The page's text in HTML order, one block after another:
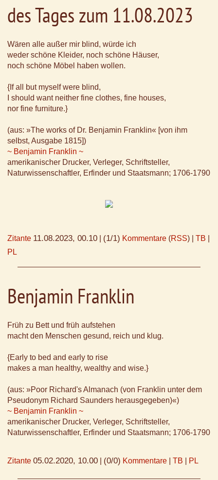
des Tages zum 11.08.2023
Wären alle außer mir blind, würde ich
weder schöne Kleider, noch schöne Häuser,
noch schöne Möbel haben wollen.
{If all but myself were blind,
I should want neither fine clothes, fine houses,
nor fine furniture.}
(aus: »The works of Dr. Benjamin Franklin« [von ihm
selbst, Ausgabe 1815])
~ Benjamin Franklin ~
amerikanischer Drucker, Verleger, Schriftsteller,
Naturwissenschaftler, Erfinder und Staatsmann; 1706-1790
Zitante 11.08.2023, 00.10 (1/1) Kommentare (RSS) | TB
PL
Benjamin Franklin
Früh zu Bett und früh aufstehen
macht den Menschen gesund, reich und klug.
{Early to bed and early to rise
makes a man healthy, wealthy and wise.}
(aus: »Poor Richard's Almanach (von Franklin unter dem
Pseudonym Richard Saunders herausgegeben)«)
~ Benjamin Franklin ~
amerikanischer Drucker, Verleger, Schriftsteller,
Naturwissenschaftler, Erfinder und Staatsmann; 1706-1790
Zitante 05.02.2020, 10.00 (0/0) Kommentare TB PL